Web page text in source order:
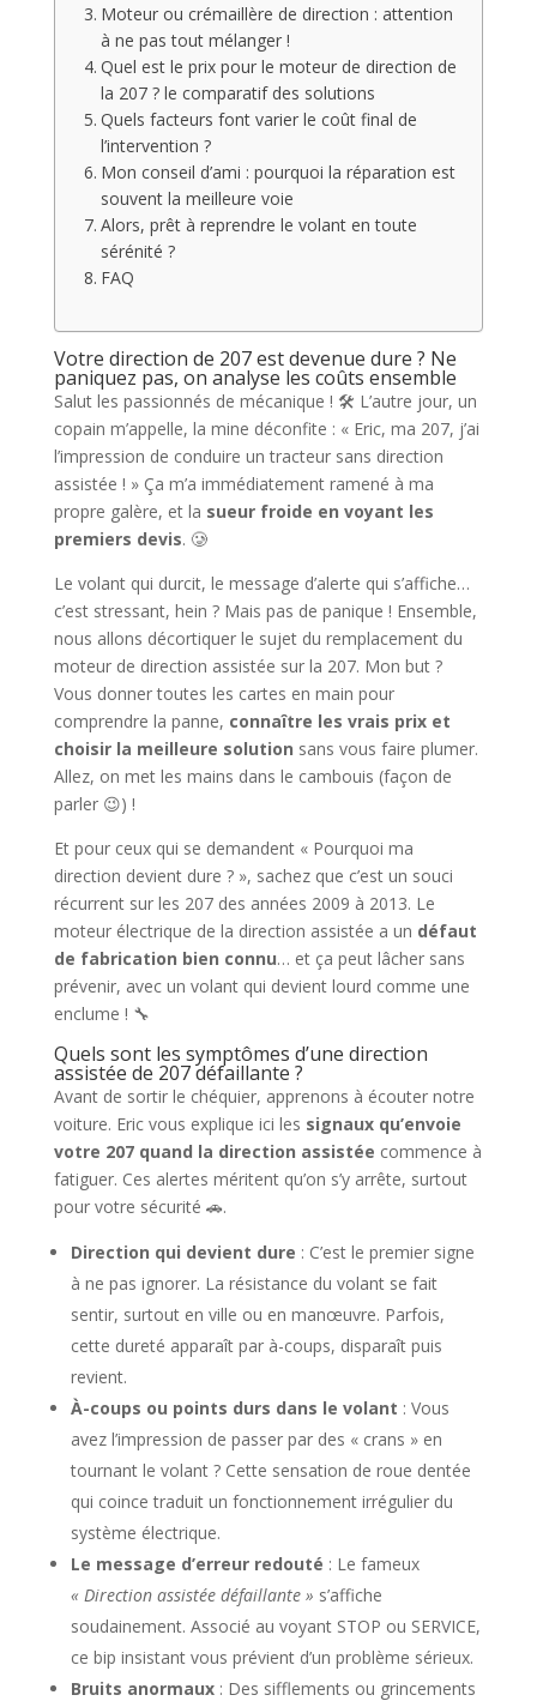
Moteur ou crémaillère de direction : attention
à ne pas tout mélanger !
Quel est le prix pour le moteur de direction de
la 207 ? le comparatif des solutions
Quels facteurs font varier le coût final de
l’intervention ?
Mon conseil d’ami : pourquoi la réparation est
souvent la meilleure voie
Alors, prêt à reprendre le volant en toute
sérénité ?
FAQ
Votre direction de 207 est devenue dure ? Ne
paniquez pas, on analyse les coûts ensemble
Salut les passionnés de mécanique ! 🛠️ L’autre jour, un
copain m’appelle, la mine déconfite : « Eric, ma 207, j’ai
l’impression de conduire un tracteur sans direction
assistée ! » Ça m’a immédiatement ramené à ma
propre galère, et la sueur froide en voyant les
premiers devis. 🥲
Le volant qui durcit, le message d’alerte qui s’affiche…
c’est stressant, hein ? Mais pas de panique ! Ensemble,
nous allons décortiquer le sujet du remplacement du
moteur de direction assistée sur la 207. Mon but ?
Vous donner toutes les cartes en main pour
comprendre la panne, connaître les vrais prix et
choisir la meilleure solution sans vous faire plumer.
Allez, on met les mains dans le cambouis (façon de
parler 😉) !
Et pour ceux qui se demandent « Pourquoi ma
direction devient dure ? », sachez que c’est un souci
récurrent sur les 207 des années 2009 à 2013. Le
moteur électrique de la direction assistée a un défaut
de fabrication bien connu… et ça peut lâcher sans
prévenir, avec un volant qui devient lourd comme une
enclume ! 🔧
Quels sont les symptômes d’une direction
assistée de 207 défaillante ?
Avant de sortir le chéquier, apprenons à écouter notre
voiture. Eric vous explique ici les signaux qu’envoie
votre 207 quand la direction assistée commence à
fatiguer. Ces alertes méritent qu’on s’y arrête, surtout
pour votre sécurité 🚗.
Direction qui devient dure : C’est le premier signe
à ne pas ignorer. La résistance du volant se fait
sentir, surtout en ville ou en manœuvre. Parfois,
cette dureté apparaît par à-coups, disparaît puis
revient.
À-coups ou points durs dans le volant : Vous
avez l’impression de passer par des « crans » en
tournant le volant ? Cette sensation de roue dentée
qui coince traduit un fonctionnement irrégulier du
système électrique.
Le message d’erreur redouté : Le fameux
« Direction assistée défaillante » s’affiche
soudainement. Associé au voyant STOP ou SERVICE,
ce bip insistant vous prévient d’un problème sérieux.
Bruits anormaux: Des sifflements ou grincements